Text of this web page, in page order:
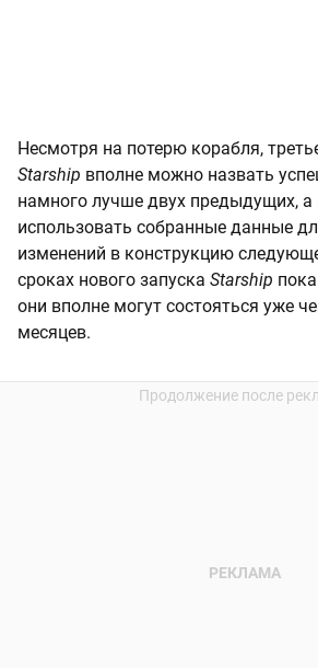
Несмотря на потерю корабля,
Starship вполне можно назвать
намного лучше двух предыдущих,
использовать собранные данные
изменений в конструкцию
сроках нового запуска Starship
они вполне могут состояться уже
месяцев.